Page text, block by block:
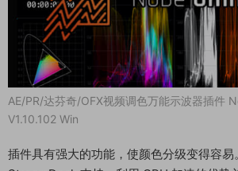
AE/PR/达芬奇/OFX视频调色万能示波器插件
V1.10.102 Win
插件具有强大的功能，使颜色分级变得容易